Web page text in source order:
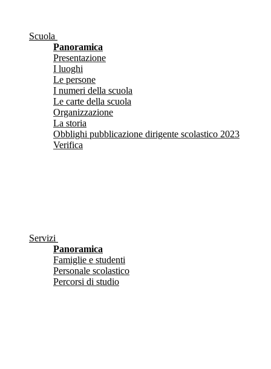
Scuola
Panoramica
Presentazione
I luoghi
Le persone
I numeri della scuola
Le carte della scuola
Organizzazione
La storia
Obblighi pubblicazione dirigente scolastico 2023
Verifica
Servizi
Panoramica
Famiglie e studenti
Personale scolastico
Percorsi di studio